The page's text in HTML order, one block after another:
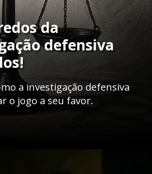
da
defensiva
a investigação defensiva
o jogo a seu favor.